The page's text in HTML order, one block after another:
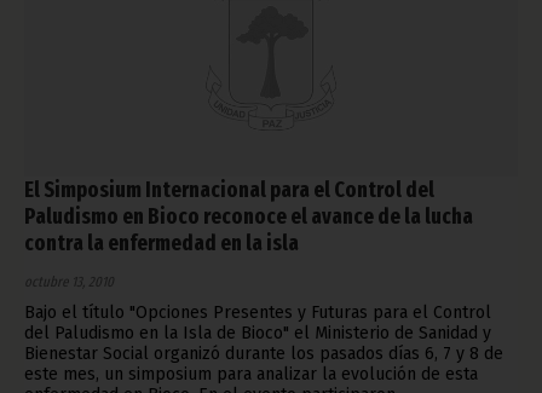
El Simposium Internacional para el Control del
Paludismo en Bioco reconoce el avance de la lucha
contra la enfermedad en la isla
octubre 13, 2010
Bajo el título "Opciones Presentes y Futuras para el Control
del Paludismo en la Isla de Bioco" el Ministerio de Sanidad y
Bienestar Social organizó durante los pasados días 6, 7 y 8 de
este mes, un simposium para analizar la evolución de esta